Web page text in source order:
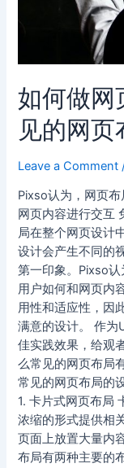
如何做网
见的网
Leave a Comment
Pixso认为，网页
网页内容进行交互
局在整个网页设计
设计会产生不同的
第一印象。Pixso
用户如何和网页内
用性和适应性，因
满意的设计。 作为
佳实践效果，给观
么常见的网页布局
常见的网页布局的
1. 卡片式网页布局
浓缩的形式提供相
页面上放置大量内
布局有两种主要的